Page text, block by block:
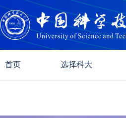
首页 选择科大